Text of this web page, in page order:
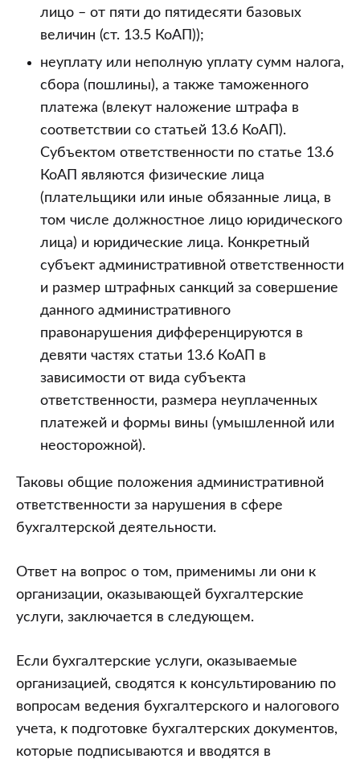
лицо – от пяти до пятидесяти базовых
величин (ст. 13.5 КоАП));
неуплату или неполную уплату сумм налога,
сбора (пошлины), а также таможенного
платежа (влекут наложение штрафа в
соответствии со статьей 13.6 КоАП).
Субъектом ответственности по статье 13.6
КоАП являются физические лица
(плательщики или иные обязанные лица, в
том числе должностное лицо юридического
лица) и юридические лица. Конкретный
субъект административной ответственности
и размер штрафных санкций за совершение
данного административного
правонарушения дифференцируются в
девяти частях статьи 13.6 КоАП в
зависимости от вида субъекта
ответственности, размера неуплаченных
платежей и формы вины (умышленной или
неосторожной).
Таковы общие положения административной
ответственности за нарушения в сфере
бухгалтерской деятельности.
Ответ на вопрос о том, применимы ли они к
организации, оказывающей бухгалтерские
услуги, заключается в следующем.
Если бухгалтерские услуги, оказываемые
организацией, сводятся к консультированию по
вопросам ведения бухгалтерского и налогового
учета, к подготовке бухгалтерских документов,
которые подписываются и вводятся в